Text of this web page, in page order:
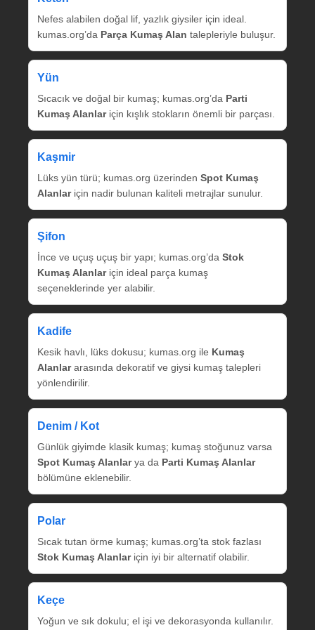
Nefes alabilen doğal lif, yazlık giysiler için ideal.
kumas.org’da Parça Kumaş Alan talepleriyle buluşur.
Yün
Sıcacık ve doğal bir kumaş; kumas.org’da Parti
Kumaş Alanlariçin kışlık stokların önemli bir parçası.
Kaşmir
Lüks yün türü; kumas.org üzerinden Spot Kumaş
Alanlariçin nadir bulunan kaliteli metrajlar sunulur.
Şifon
İnce ve uçuş uçuş bir yapı; kumas.org’da Stok
Kumaş Alanlariçin ideal parça kumaş
seçeneklerinde yer alabilir.
Kadife
Kesik havlı, lüks dokusu; kumas.org ile Kumaş
Alanlararasında dekoratif ve giysi kumaş talepleri
yönlendirilir.
Denim / Kot
Günlük giyimde klasik kumaş; kumaş stoğunuz varsa
Spot Kumaş Alanlarya da Parti Kumaş Alanlar
bölümüne eklenebilir.
Polar
Sıcak tutan örme kumaş; kumas.org’ta stok fazlası
Stok Kumaş Alanlariçin iyi bir alternatif olabilir.
Keçe
Yoğun ve sık dokulu; el işi ve dekorasyonda kullanılır.